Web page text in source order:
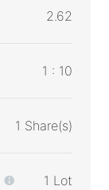
2.62
1 : 10
1 Share(s)
1 Lot